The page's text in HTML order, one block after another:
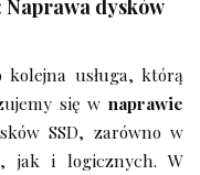
dysków
kolejna usługa, którą
się w naprawie
SSD, zarówno w
jak i logicznych. W